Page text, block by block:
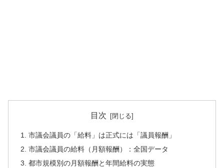
目次
市議会議員の「給料」は正式には「議員報酬」
市議会議員の給料（月額報酬）：全国データ
都市規模別の月額報酬と年間給料の実態